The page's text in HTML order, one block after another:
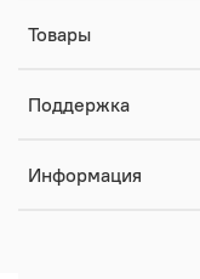
Товары
Поддержка
Информация